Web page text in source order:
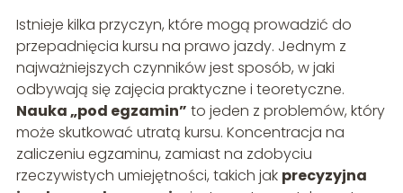
Istnieje kilka przyczyn, które mogą prowadzić do
przepadnięcia kursu na prawo jazdy. Jednym z
najważniejszych czynników jest sposób, w jaki
odbywają się zajęcia praktyczne i teoretyczne.
Nauka „pod egzamin” to jeden z problemów, który
może skutkować utratą kursu. Koncentracja na
zaliczeniu egzaminu, zamiast na zdobyciu
rzeczywistych umiejętności, takich jak precyzyjna